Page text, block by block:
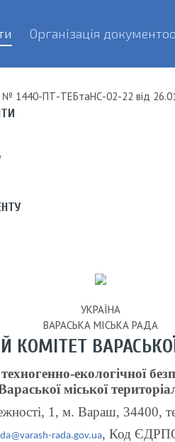
Організація
№ 1440-ПТ-ТЕБтаНС-02-22 від
УКРАЇНА
ВАРАСЬКА МІСЬКА РАДА
КОМІТЕТ
екологічної
міської
1, м. Вараш, 34400,
rada.gov.ua, Код